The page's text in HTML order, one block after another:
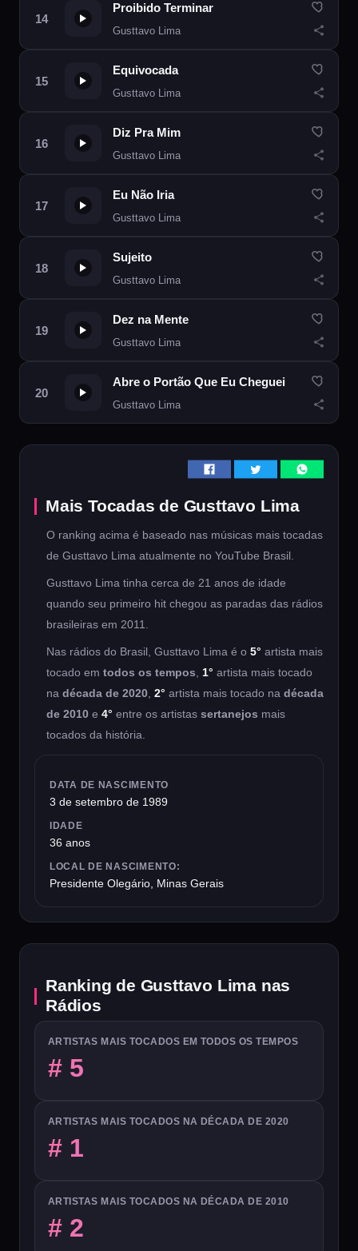
Proibido Terminar
Gusttavo Lima
Equivocada
Gusttavo Lima
Diz Pra Mim
Gusttavo Lima
Eu Não Iria
Gusttavo Lima
Sujeito
Gusttavo Lima
Dez na Mente
Gusttavo Lima
Abre o Portão Que Eu Cheguei
Gusttavo Lima
Mais Tocadas de Gusttavo Lima
O ranking acima é baseado nas músicas mais tocadas
de Gusttavo Lima atualmente no YouTube Brasil.
Gusttavo Lima tinha cerca de 21 anos de idade
quando seu primeiro hit chegou as paradas das rádios
brasileiras em 2011.
Nas rádios do Brasil, Gusttavo Lima é o 5° artista mais
tocado em todos os tempos 1° artista mais tocado
na década de 2020 2° artista mais tocado na década
de 2010 e 4° entre os artistas sertanejos mais
tocados da história.
DATA DE NASCIMENTO
3 de setembro de 1989
IDADE
36 anos
LOCAL DE NASCIMENTO:
Presidente Olegário, Minas Gerais
Ranking de Gusttavo Lima nas
Rádios
ARTISTAS MAIS TOCADOS EM TODOS OS TEMPOS
# 5
ARTISTAS MAIS TOCADOS NA DÉCADA DE 2020
# 1
ARTISTAS MAIS TOCADOS NA DÉCADA DE 2010
# 2